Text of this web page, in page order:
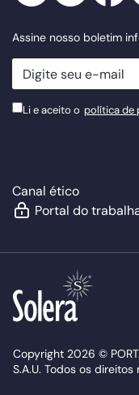
Assine nosso boletim
newsletter.suscribe
Li e aceito o política de
Canal ético
Portal do
Copyright 2026 ©
S.A.U. Todos os direitos